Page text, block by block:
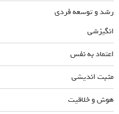
رشد و توسعه فردی
انگیزشی
اعتماد به نفس
مثبت اندیشی
هوش و خلاقیت